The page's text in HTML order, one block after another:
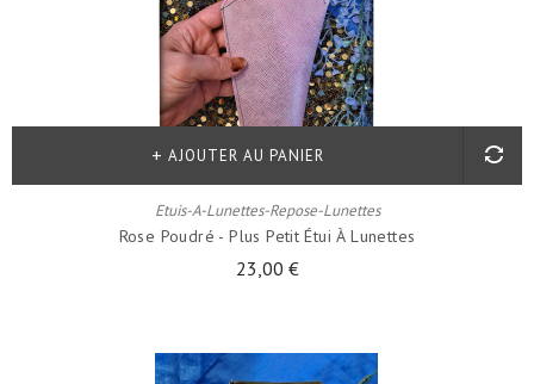
Etuis-A-Lunettes-Repose-Lunettes
Rose Poudré - Plus Petit Étui À Lunettes
23,00 €
AJOUTER AU PANIER